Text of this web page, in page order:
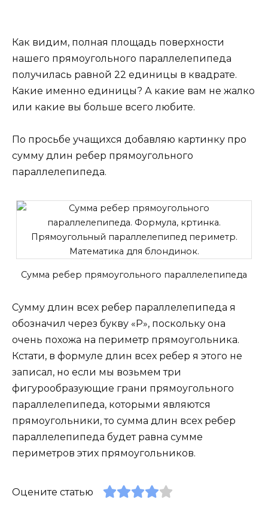
Как видим, полная площадь поверхности
нашего прямоугольного параллелепипеда
получилась равной 22 единицы в квадрате.
Какие именно единицы? А какие вам не жалко
или какие вы больше всего любите.
По просьбе учащихся добавляю картинку про
сумму длин ребер прямоугольного
параллелепипеда.
Сумма ребер прямоугольного параллелепипеда
Сумму длин всех ребер параллелепипеда я
обозначил через букву «P», поскольку она
очень похожа на периметр прямоугольника.
Кстати, в формуле длин всех ребер я этого не
записал, но если мы возьмем три
фигурообразующие грани прямоугольного
параллелепипеда, которыми являются
прямоугольники, то сумма длин всех ребер
параллелепипеда будет равна сумме
периметров этих прямоугольников.
Оцените статью